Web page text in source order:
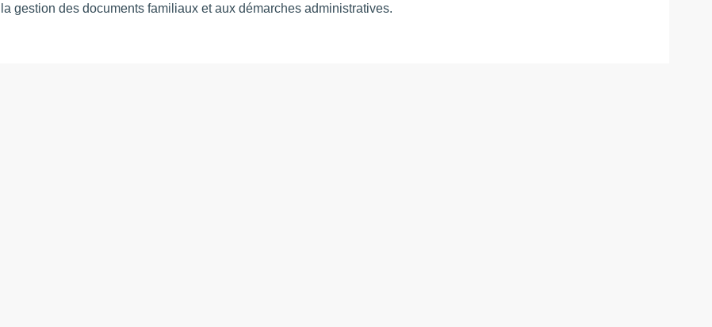
la gestion des documents familiaux et aux démarches administratives.